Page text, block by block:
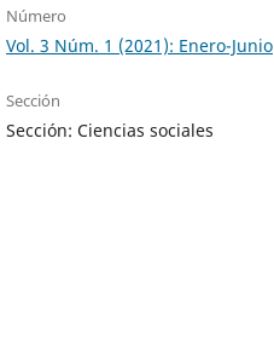
Número
Vol. 3 Núm. 1 (2021): Enero-Junio
Sección
Sección: Ciencias sociales